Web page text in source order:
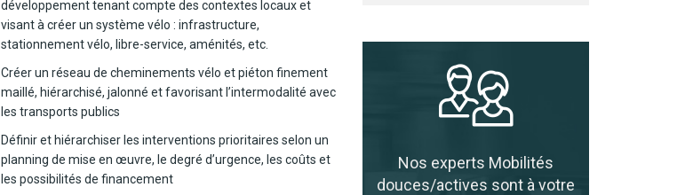
développement tenant compte des contextes locaux et
visant à créer un système vélo : infrastructure,
stationnement vélo, libre-service, aménités, etc.
Créer un réseau de cheminements vélo et piéton finement
maillé, hiérarchisé, jalonné et favorisant l’intermodalité avec
les transports publics
Définir et hiérarchiser les interventions prioritaires selon un
planning de mise en œuvre, le degré d’urgence, les coûts et
les possibilités de financement
Nos experts Mobilités
douces/actives sont à votre